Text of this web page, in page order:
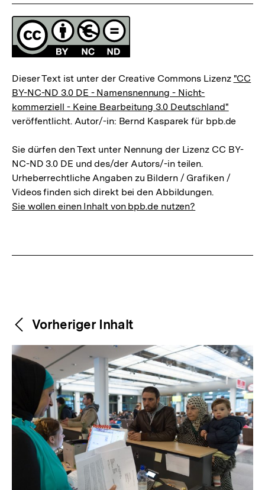
Lizenz
Dieser Text ist unter der Creative Commons Lizenz "CC
BY-NC-ND 3.0 DE - Namensnennung - Nicht-
kommerziell - Keine Bearbeitung 3.0 Deutschland"
veröffentlicht. Autor/-in: Bernd Kasparek für bpb.de
Sie dürfen den Text unter Nennung der Lizenz CC BY-
NC-ND 3.0 DE und des/der Autors/-in teilen.
Urheberrechtliche Angaben zu Bildern / Grafiken /
Videos finden sich direkt bei den Abbildungen.
Sie wollen einen Inhalt von bpb.de nutzen?
Weitere
Inhalte
Content-
Navigation
Vorheriger Inhalt